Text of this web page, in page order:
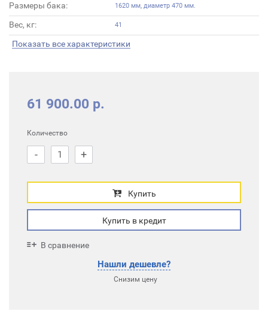
Размеры бака: 1620 мм, диаметр 470 мм.
Вес, кг: 41
Показать все характеристики
61 900.00 р.
Количество
- +
Купить
Купить в кредит
В сравнение
Нашли дешевле?
Снизим цену